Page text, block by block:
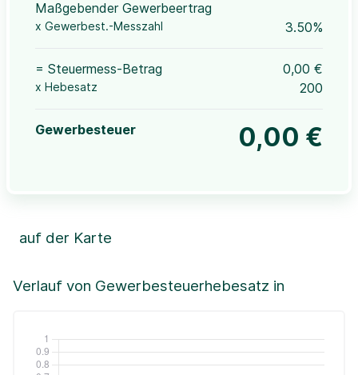
Maßgebender Gewerbeertrag
x Gewerbest.-Messzahl 3.50%
= Steuermess-Betrag 0,00 €
x Hebesatz 200
Gewerbesteuer 0,00 €
Verlauf von Gewerbesteuerhebesatz in
auf der Karte
+
Leaflet|©OpenStreetMap, ©CartoDB,